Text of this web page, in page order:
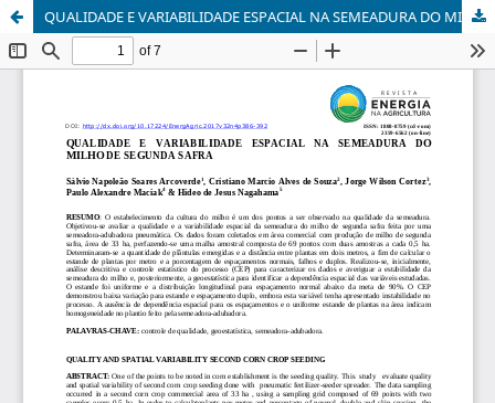
QUALIDADE E VARIABILIDADE ESPACIAL NA SEMEADURA DO MILHO DE SEGUNDA SAFRA